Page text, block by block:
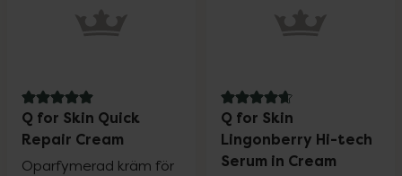
5 av 5 i omdöme
Q for Skin Quick
Repair Cream
Oparfymerad kräm för
4.7 av 5 i omdöme
Q for Skin
Lingonberry Hi-tech
Serum in Cream